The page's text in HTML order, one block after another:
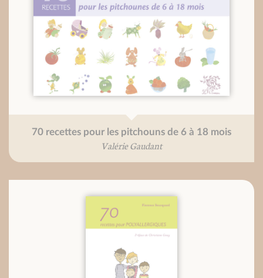
70 recettes pour les pitchouns de 6 à 18 mois
Valérie Gaudant